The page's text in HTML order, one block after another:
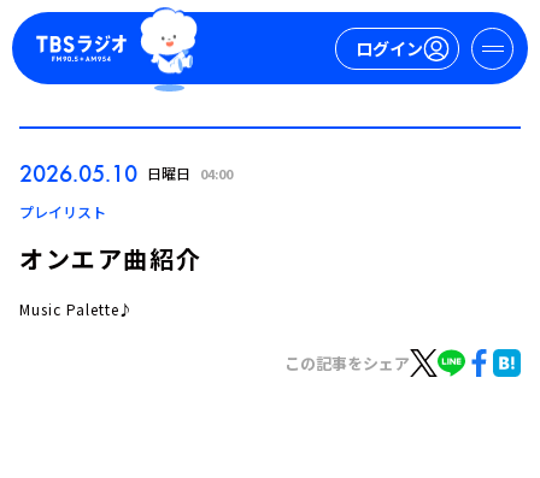
ログイン
2026.05.10 日曜日 04:00
プレイリスト
オンエア曲紹介
Music Palette♪
この記事をシェア